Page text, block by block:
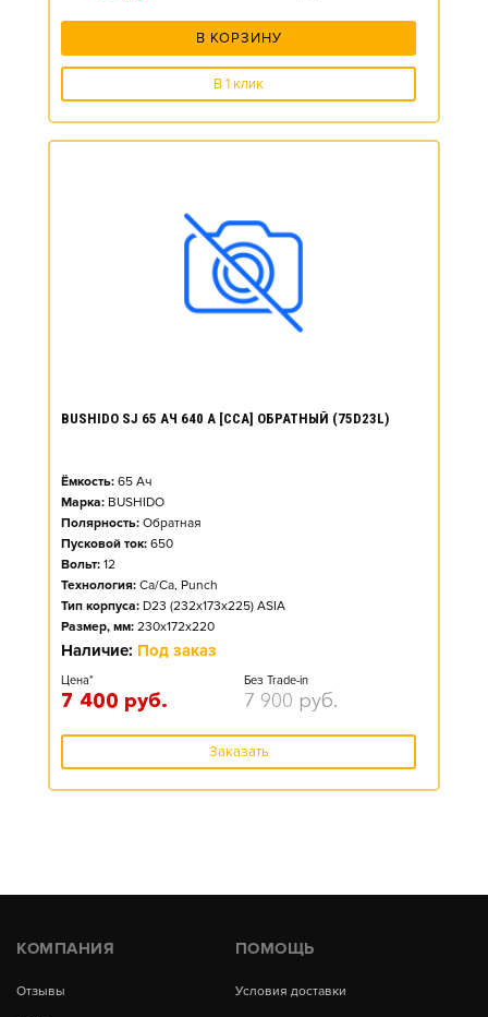
В КОРЗИНУ
В 1 клик
BUSHIDO SJ 65 АЧ 640 А [CCA] ОБРАТНЫЙ (75D23L)
Ёмкость: 65 Ач
Марка: BUSHIDO
Полярность: Обратная
Пусковой ток: 650
Вольт: 12
Технология: Ca/Ca, Punch
Тип корпуса: D23 (232x173x225) ASIA
Размер, мм: 230x172x220
Наличие: Под заказ
Цена*
7 400 руб.
Без Trade-in
7 900 руб.
Заказать
КОМПАНИЯ
Отзывы
ПОМОЩЬ
Условия доставки